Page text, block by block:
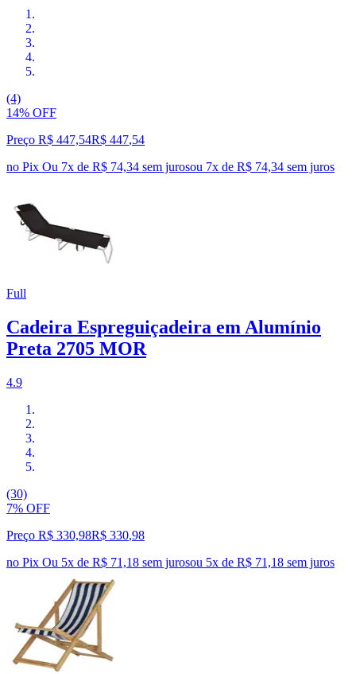
(4)
14% OFF
Preço R$ 447,54R$ 447,54
no Pix Ou 7x de R$ 74,34 sem jurosou 7x de R$ 74,34 sem juros
Full
Cadeira Espreguiçadeira em Alumínio
Preta 2705 MOR
4.9
(30)
7% OFF
Preço R$ 330,98R$ 330,98
no Pix Ou 5x de R$ 71,18 sem jurosou 5x de R$ 71,18 sem juros